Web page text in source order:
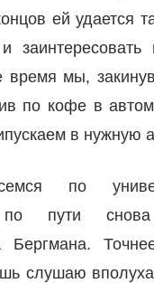
ей удается
время мы,
по кофе в
в нужную
по
по пути
Бергмана.
слушаю